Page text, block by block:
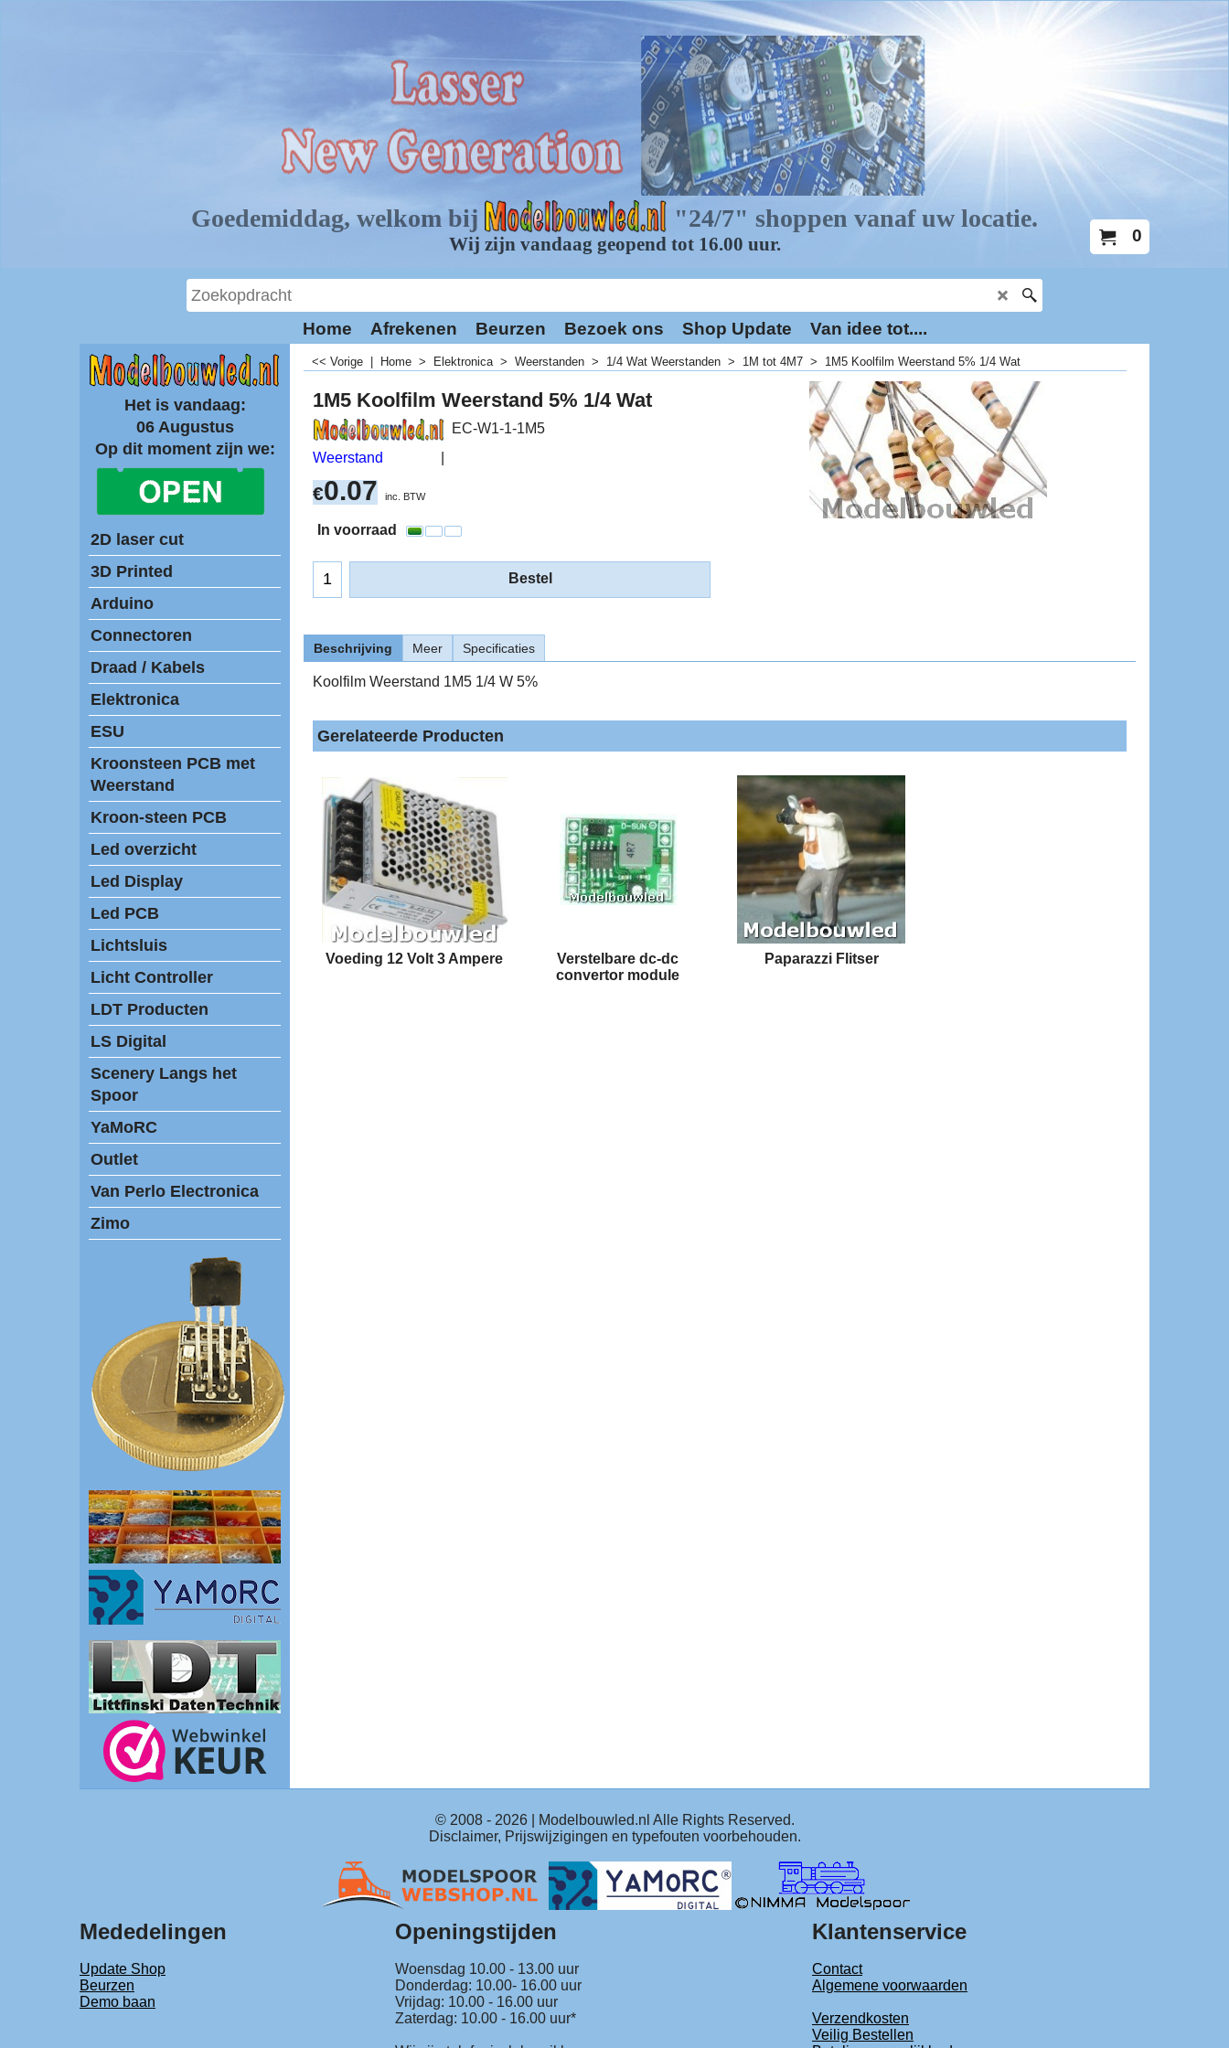
0
Home Afrekenen Beurzen Bezoek ons Shop Update Van idee tot....
Het is vandaag:
06 Augustus
Op dit moment zijn we:
2D laser cut
3D Printed
Arduino
Connectoren
Draad / Kabels
Elektronica
ESU
Kroonsteen PCB met
Weerstand
Kroon-steen PCB
Led overzicht
Led Display
Led PCB
Lichtsluis
Licht Controller
LDT Producten
LS Digital
Scenery Langs het
Spoor
YaMoRC
Outlet
Van Perlo Electronica
Zimo
<< Vorige Home > Elektronica> Weerstanden > 1/4 Wat Weerstanden > 1M tot 4M7 > 1M5 Koolfilm Weerstand 5% 1/4 Wat
1M5 Koolfilm Weerstand 5% 1/4 Wat
Weerstand
EC-W1-1-1M5
€0.07 inc. BTW
In voorraad
Bestel
Beschrijving Meer Specificaties
Koolfilm Weerstand 1M5 1/4 W 5%
Gerelateerde Producten
Voeding 12 Volt 3 Ampere
Verstelbare dc-dc
convertor module
Paparazzi Flitser
© 2008 - 2026| Modelbouwled.nl Alle Rights Reserved.
Disclaimer, Prijswijzigingen en typefouten voorbehouden.
Mededelingen Openingstijden Klantenservice
Update Shop Woensdag 10.00 - 13.00 uur
Contact
Beurzen
Donderdag: 10.00- 16.00 uur
Algemene voorwaarden
Demo baan
Vrijdag: 10.00 - 16.00 uur
Zaterdag: 10.00 - 16.00 uur*
Verzendkosten
Veilig Bestellen